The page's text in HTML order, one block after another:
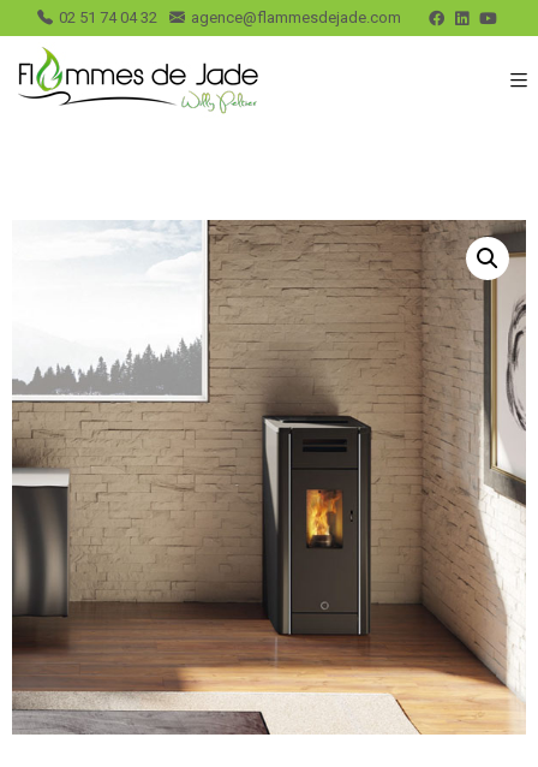
02 51 74 04 32 agence@flammesdejade.com